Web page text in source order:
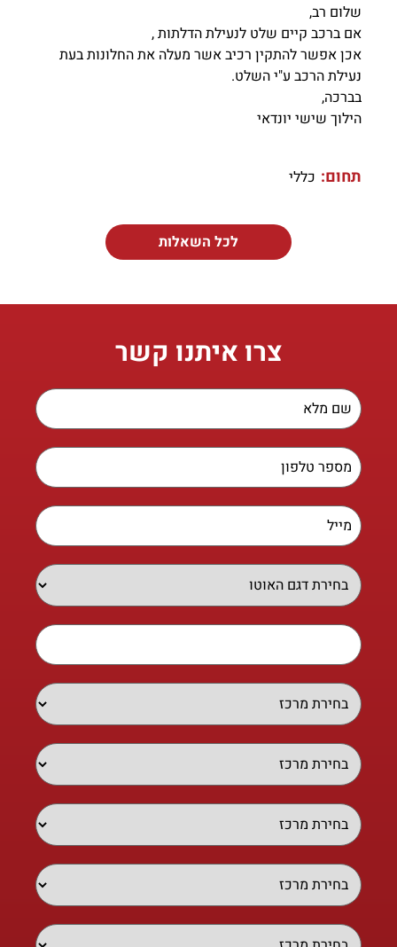
שלום רב,
אם ברכב קיים שלט לנעילת הדלתות ,
אכן אפשר להתקין רכיב אשר מעלה את החלונות בעת
נעילת הרכב ע"י השלט.
בברכה,
הילוך שישי יונדאי
תחום: כללי
לכל השאלות
צרו איתנו קשר